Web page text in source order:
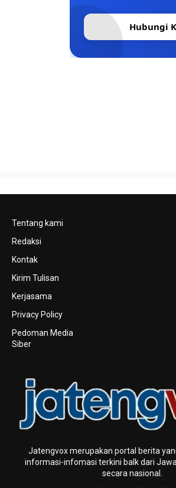
Hubungi
Tentang kami
Redaksi
Kontak
Kirim Tulisan
Kerjasama
Privacy Policy
Pedoman Media
Siber
Jatengvox merupakan portal berita
informasi-infomasi terkini baIk dari
secara nasional.